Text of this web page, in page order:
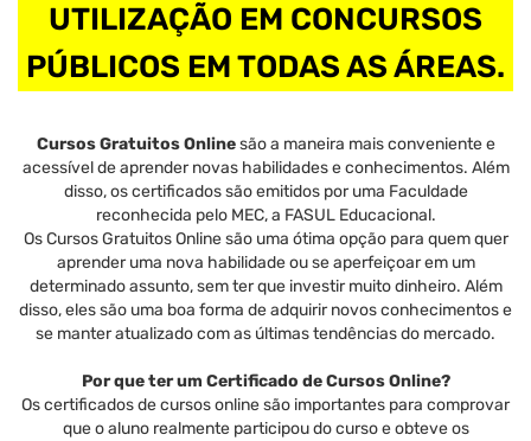
UTILIZAÇÃO EM CONCURSOS
PÚBLICOS EM TODAS AS ÁREAS.
Cursos Gratuitos Onlinesão a maneira mais conveniente e
acessível de aprender novas habilidades e conhecimentos. Além
disso, os certificados são emitidos por uma Faculdade
reconhecida pelo MEC, a FASUL Educacional.
Os Cursos Gratuitos Online são uma ótima opção para quem quer
aprender uma nova habilidade ou se aperfeiçoar em um
determinado assunto, sem ter que investir muito dinheiro. Além
disso, eles são uma boa forma de adquirir novos conhecimentos e
se manter atualizado com as últimas tendências do mercado.
Por que ter um Certificado de Cursos Online?
Os certificados de cursos online são importantes para comprovar
que o aluno realmente participou do curso e obteve os